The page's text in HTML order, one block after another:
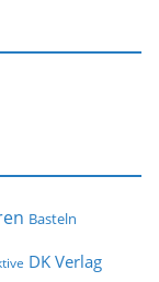
Basteln
DK Verlag